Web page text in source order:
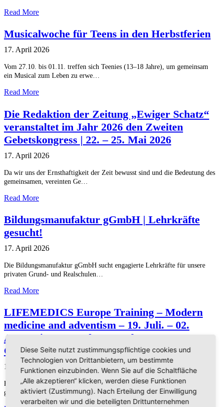
Read More
Musicalwoche für Teens in den Herbstferien
17. April 2026
Vom 27.10. bis 01.11. treffen sich Teenies (13–18 Jahre), um gemeinsam
ein Musical zum Leben zu erwe…
Read More
Die Redaktion der Zeitung „Ewiger Schatz“
veranstaltet im Jahr 2026 den Zweiten
Gebetskongress | 22. – 25. Mai 2026
17. April 2026
Da wir uns der Ernsthaftigkeit der Zeit bewusst sind und die Bedeutung des
gemeinsamen, vereinten Ge…
Read More
Bildungsmanufaktur gGmbH | Lehrkräfte
gesucht!
17. April 2026
Die Bildungsmanufaktur gGmbH sucht engagierte Lehrkräfte für unsere
privaten Grund- und Realschulen…
Read More
LIFEMEDICS Europe Training – Modern
medicine and adventism – 19. Juli. – 02.
August in Portugal. EUD Abt.
Gesundheitswesen
17. April 2026
Bist Du … Medizinstudent/in mit adventistischem Hintergrund? … Frisch
graduierte/r Arzt/Ärztin? Ode…
Diese Seite nutzt zustimmungspflichtige cookies und
Technologien von Drittanbietern, um bestimmte
Funktionen einzubinden. Wenn Sie auf die Schaltfläche
„Alle akzeptieren“ klicken, werden diese Funktionen
aktiviert (Zustimmung). Nach Erteilung der Einwilligung
verarbeiten wir und die beteiligten Drittunternehmen